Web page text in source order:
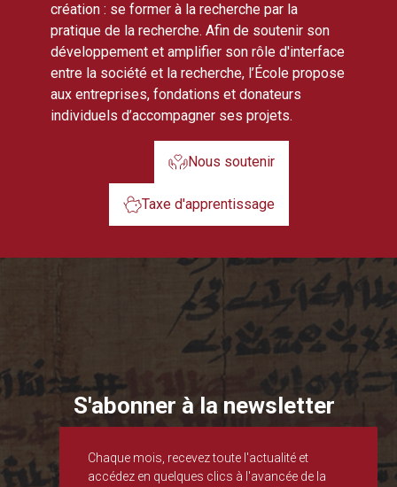
création : se former à la recherche par la
pratique de la recherche. Afin de soutenir son
développement et amplifier son rôle d'interface
entre la société et la recherche, l’École propose
aux entreprises, fondations et donateurs
individuels d’accompagner ses projets.
Nous soutenir
Taxe d'apprentissage
S'abonner à la newsletter
Chaque mois, recevez toute l'actualité et
accédez en quelques clics à l'avancée de la